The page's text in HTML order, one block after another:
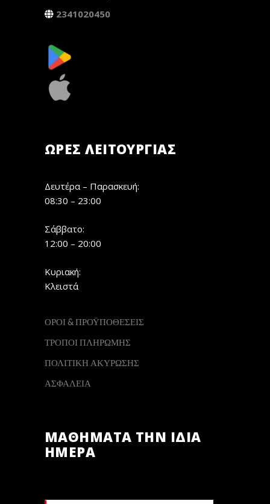
2341020450
ΏΡΕΣ ΛΕΙΤΟΥΡΓΊΑΣ
Δευτέρα – Παρασκευή:
08:30 – 23:00
Σάββατο:
12:00 – 20:00
Κυριακή:
Κλειστά
ΟΡΟΙ & ΠΡΟΫΠΟΘΕΣΕΙΣ
ΤΡΟΠΟΙ ΠΛΗΡΩΜΗΣ
ΠΟΛΙΤΙΚΗ ΑΚΥΡΩΣΗΣ
ΑΣΦΑΛΕΙΑ
ΜΑΘΗΜΑΤΑ ΤΗΝ ΙΔΙΑ
ΗΜΕΡΑ